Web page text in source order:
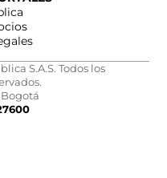
S.A.S. Todos los
Bogotá